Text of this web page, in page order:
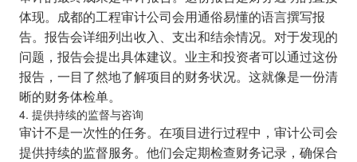
体现。成都的工程审计公司会用通俗易懂的语言撰写报
告。报告会详细列出收入、支出和结余情况。对于发现的
问题，报告会提出具体建议。业主和投资者可以通过这份
报告，一目了然地了解项目的财务状况。这就像是一份清
晰的财务体检单。
4. 提供持续的监督与咨询
审计不是一次性的任务。在项目进行过程中，审计公司会
提供持续的监督服务。他们会定期检查财务记录，确保合